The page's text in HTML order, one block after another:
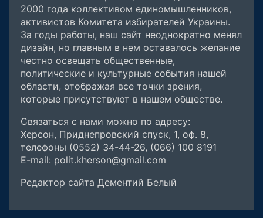
2000 года коллективом единомышленников,
активистов Комитета избирателей Украины.
За годы работы, наш сайт неоднократно менял
дизайн, но главным в нем оставалось желание
честно освещать общественные,
политические и культурные события нашей
области, отображая все точки зрения,
которые присутствуют в нашем обществе.
Связаться с нами можно по адресу:
Херсон, Приднепровский спуск, 1, оф. 8,
телефоны (0552) 34-44-26, (066) 100 8191
E-mail: polit.kherson@gmail.com
Редактор сайта Дементий Белый